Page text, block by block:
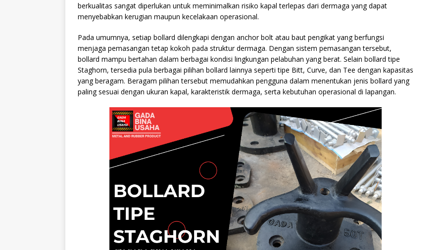
berkualitas sangat diperlukan untuk meminimalkan risiko kapal terlepas dari dermaga yang dapat
menyebabkan kerugian maupun kecelakaan operasional.
Pada umumnya, setiap bollard dilengkapi dengan anchor bolt atau baut pengikat yang berfungsi
menjaga pemasangan tetap kokoh pada struktur dermaga. Dengan sistem pemasangan tersebut,
bollard mampu bertahan dalam berbagai kondisi lingkungan pelabuhan yang berat. Selain bollard tipe
Staghorn, tersedia pula berbagai pilihan bollard lainnya seperti tipe Bitt, Curve, dan Tee dengan kapasitas
yang beragam. Beragam pilihan tersebut memudahkan pengguna dalam menentukan jenis bollard yang
paling sesuai dengan ukuran kapal, karakteristik dermaga, serta kebutuhan operasional di lapangan.